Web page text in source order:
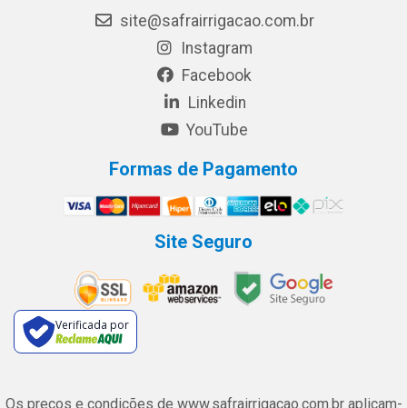
site@safrairrigacao.com.br
Instagram
Facebook
Linkedin
YouTube
Formas de Pagamento
Site Seguro
Verificada por
Os preços e condições de www.safrairrigacao.com.br aplicam-